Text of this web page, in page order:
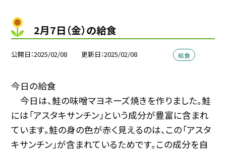
2月7日（金）の給食
公開日 2025/02/08 更新日 2025/02/08 給食
今日の給食
今日は、鮭の味噌マヨネーズ焼きを作りました。鮭
には「アスタキサンチン」という成分が豊富に含まれ
ています。鮭の身の色が赤く見えるのは、この「アスタ
キサンチン」が含まれているためです。この成分を自